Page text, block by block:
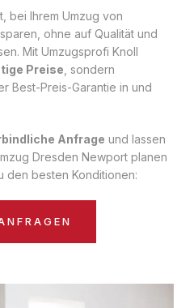
bei Ihrem Umzug von
ohne auf Qualität und
Mit Umzugsprofi Knoll
Preise , sondern
Best-Preis-Garantie in und
Anfrage und lassen
Dresden Newport planen
den besten Konditionen: